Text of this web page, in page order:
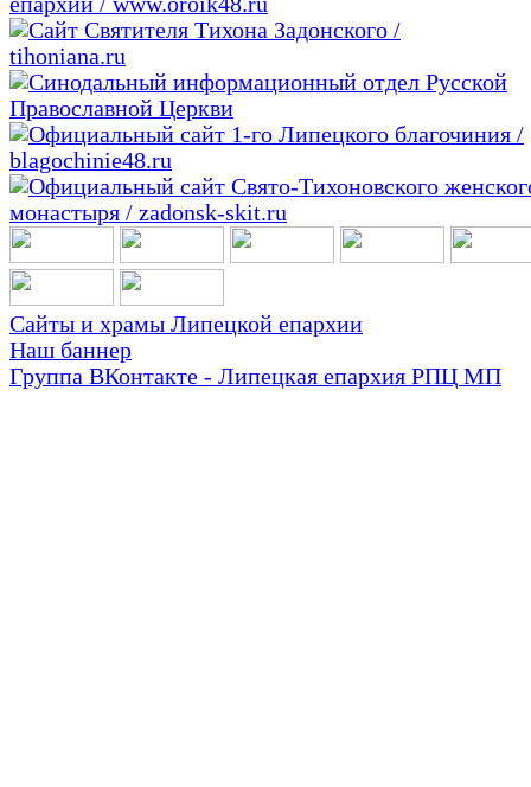
Сайты и храмы Липецкой епархии
Наш баннер
Группа ВКонтакте - Липецкая епархия РПЦ МП